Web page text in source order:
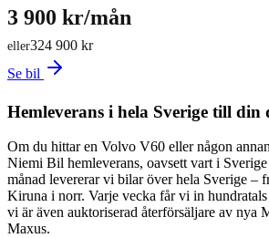
324 900 kr
eller
3 900 kr/mån
Se bil
Hemleverans i hela Sverige till din
Om du hittar en Volvo V60 eller någon
Niemi Bil hemleverans, oavsett vart i
månad levererar vi bilar över hela Sverige –
Kiruna i norr. Varje vecka får vi in hundratals
vi är även auktoriserad återförsäljare av nya
Maxus.